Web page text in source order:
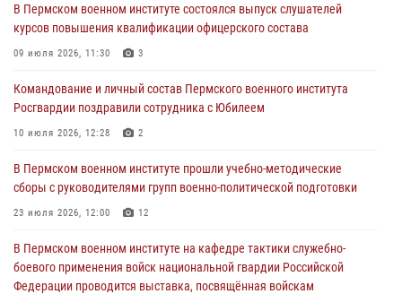
курсов повышения квалификации офицерского состава
09 июля 2026, 11:30 3
по набору абитуриентов из числа граждан, прошедших и не
проходивших военную службу
08 июля 2026, 09:36 2
Военнослужащие Пермского военного института приняли участие в
чемпионате войск национальной гвардии Российской Федерации по
боксу
В Росгвардии определили лучших специалистов продовольственной
службы
В Пермском военном институте состоялся выпуск слушателей
курсов повышения квалификации офицерского состава
09 июля 2026, 11:30 3
Командование и личный состав Пермского военного института
Росгвардии поздравили сотрудника с Юбилеем
10 июля 2026, 12:28 2
В Пермском военном институте прошли учебно-методические
сборы с руководителями групп военно-политической подготовки
23 июля 2026, 12:00 12
В Пермском военном институте на кафедре тактики служебно-
боевого применения войск национальной гвардии Российской
Федерации проводится выставка, посвящённая войскам